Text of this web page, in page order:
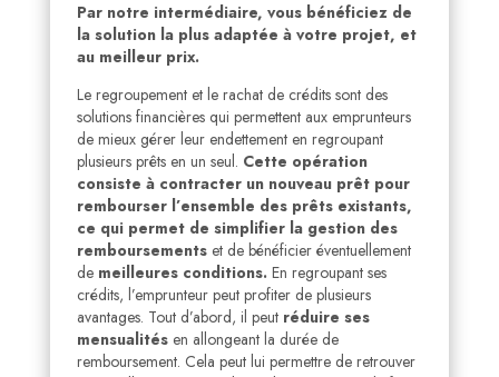
Par notre intermédiaire, vous bénéficiez de
la solution la plus adaptée à votre projet, et
au meilleur prix.
Le regroupement et le rachat de crédits sont des
solutions financières qui permettent aux emprunteurs
de mieux gérer leur endettement en regroupant
plusieurs prêts en un seul. Cette opération
consiste à contracter un nouveau prêt pour
rembourser l’ensemble des prêts existants,
ce qui permet de simplifier la gestion des
remboursementset de bénéficier éventuellement
de meilleures conditions. En regroupant ses
crédits, l’emprunteur peut profiter de plusieurs
avantages. Tout d’abord, il peutréduire ses
mensualités en allongeant la durée de
remboursement. Cela peut lui permettre de retrouver